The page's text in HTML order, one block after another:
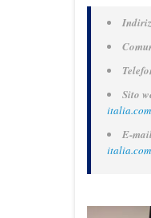
Sito
italia.com
E-
italia.com